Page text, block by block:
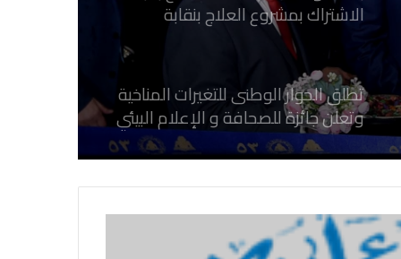
تطلق الحوار الوطنى للتغيرات المناخية
وتعلن جائزة للصحافة و الإعلام ‎البيئي
عن التغيرات المناخية
نقابة الصحفيين العراقيين تستقبل طلبة
كلية الإعلام بجامعة المستقبل في بابل
في احتفالية عيد الصحافة النجفية
بمناسبة مرور ١١٢ عاما على صدور أول